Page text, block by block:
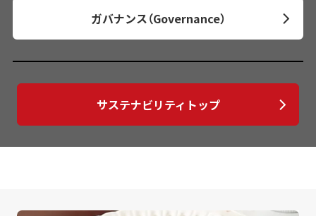
ガバナンス（Governance）
サステナビリティトップ